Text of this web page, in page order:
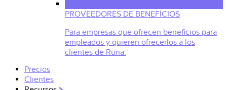
PROVEEDORES DE BENEFÍCIOS
Para empresas que ofrecen beneficios para
empleados y quieren ofrecerlos a los
clientes de Runa.
Precios
Clientes